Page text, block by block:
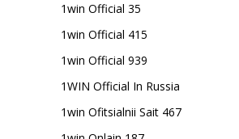
1win Official 35
1win Official 415
1win Official 939
1WIN Official In Russia
1win Ofitsialnii Sait 467